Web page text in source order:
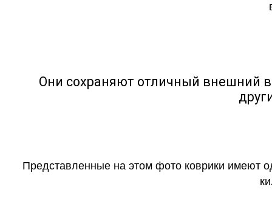
Они сохраняют отличный внешний
Представленные на этом фото коврики имеют